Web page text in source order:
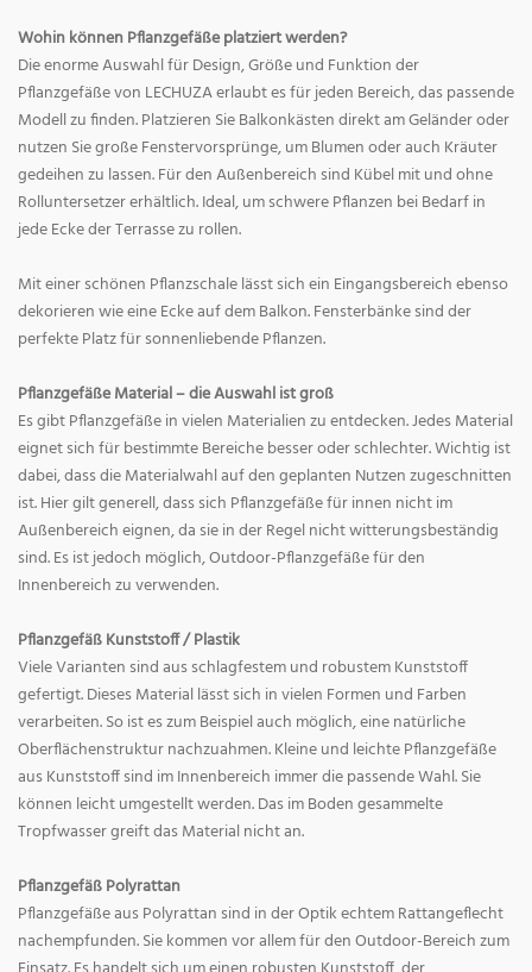
Wohin können Pflanzgefäße platziert werden?
Die enorme Auswahl für Design, Größe und Funktion der
Pflanzgefäße von LECHUZA erlaubt es für jeden Bereich, das passende
Modell zu finden. Platzieren Sie Balkonkästen direkt am Geländer oder
nutzen Sie große Fenstervorsprünge, um Blumen oder auch Kräuter
gedeihen zu lassen. Für den Außenbereich sind Kübel mit und ohne
Rolluntersetzer erhältlich. Ideal, um schwere Pflanzen bei Bedarf in
jede Ecke der Terrasse zu rollen.
Mit einer schönen Pflanzschale lässt sich ein Eingangsbereich ebenso
dekorieren wie eine Ecke auf dem Balkon. Fensterbänke sind der
perfekte Platz für sonnenliebende Pflanzen.
Pflanzgefäße Material – die Auswahl ist groß
Es gibt Pflanzgefäße in vielen Materialien zu entdecken. Jedes Material
eignet sich für bestimmte Bereiche besser oder schlechter. Wichtig ist
dabei, dass die Materialwahl auf den geplanten Nutzen zugeschnitten
ist. Hier gilt generell, dass sich Pflanzgefäße für innen nicht im
Außenbereich eignen, da sie in der Regel nicht witterungsbeständig
sind. Es ist jedoch möglich, Outdoor-Pflanzgefäße für den
Innenbereich zu verwenden.
Pflanzgefäß Kunststoff / Plastik
Viele Varianten sind aus schlagfestem und robustem Kunststoff
gefertigt. Dieses Material lässt sich in vielen Formen und Farben
verarbeiten. So ist es zum Beispiel auch möglich, eine natürliche
Oberflächenstruktur nachzuahmen. Kleine und leichte Pflanzgefäße
aus Kunststoff sind im Innenbereich immer die passende Wahl. Sie
können leicht umgestellt werden. Das im Boden gesammelte
Tropfwasser greift das Material nicht an.
Pflanzgefäß Polyrattan
Pflanzgefäße aus Polyrattan sind in der Optik echtem Rattangeflecht
nachempfunden. Sie kommen vor allem für den Outdoor-Bereich zum